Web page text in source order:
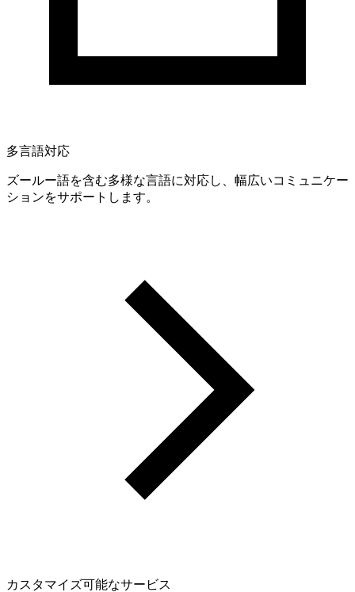
多言語対応
ズールー語を含む多様な言語に対応し、幅広いコミュニケー
ションをサポートします。
カスタマイズ可能なサービス